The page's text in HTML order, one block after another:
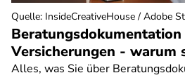
Beratungsdokumentation
Versicherungen - warum
Alles, was Sie über
Quelle: InsideCreativeHouse / Adobe